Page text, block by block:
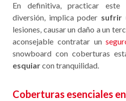
En definitiva, practicar
diversión, implica poder sufrir
lesiones, causar un daño a un
aconsejable contratar un
snowboard con coberturas
esquiarcon tranquilidad.
Coberturas esenciales